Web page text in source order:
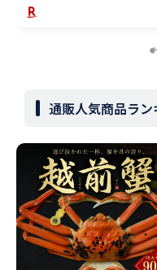
通販人気商品ラン